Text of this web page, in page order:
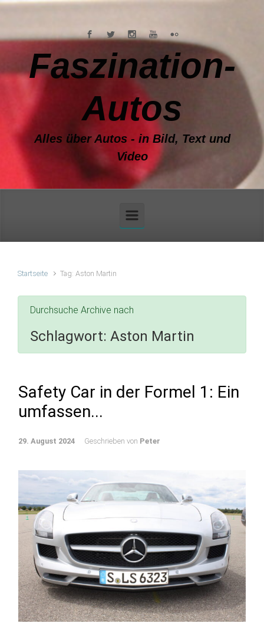
Faszination-
Autos
Alles über Autos - in Bild, Text und
Video
Startseite Tag: Aston Martin
Durchsuche Archive nach
Schlagwort: Aston Martin
Safety Car in der Formel 1: Ein
umfassen...
29. August 2024 Geschrieben von Peter